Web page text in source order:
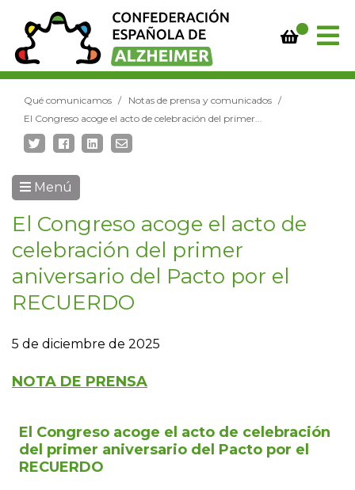
Qué comunicamos
Notas de prensa y comunicados
El Congreso acoge el acto de celebración del primer...
Menú
El Congreso acoge el acto de
celebración del primer
aniversario del Pacto por el
RECUERDO
5 de diciembre de 2025
NOTA DE PRENSA
El Congreso acoge el acto de celebración
del primer aniversario del Pacto por el
RECUERDO